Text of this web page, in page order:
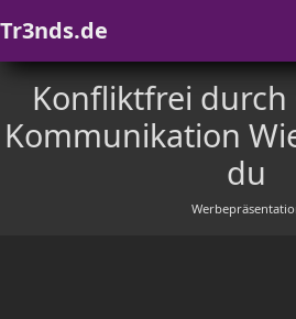
Tr3nds.de
Konfliktfrei durch
Kommunikation
du